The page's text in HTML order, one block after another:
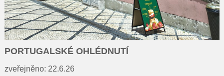
PORTUGALSKÉ OHLÉDNUTÍ
zveřejněno: 22.6.26